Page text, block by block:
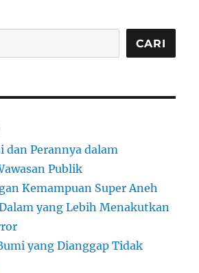
CARI
dan Perannya dalam
Publik
Kemampuan Super Aneh
yang Lebih Menakutkan
yang Dianggap Tidak